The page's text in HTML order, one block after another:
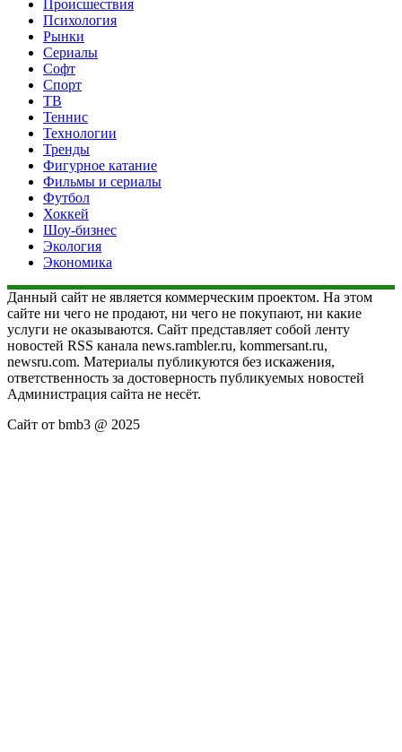
Происшествия
Психология
Рынки
Сериалы
Софт
Спорт
ТВ
Теннис
Технологии
Тренды
Фигурное катание
Фильмы и сериалы
Футбол
Хоккей
Шоу-бизнес
Экология
Экономика
Данный сайт не является коммерческим проектом. На этом
сайте ни чего не продают, ни чего не покупают, ни какие
услуги не оказываются. Сайт представляет собой ленту
новостей RSS канала news.rambler.ru, kommersant.ru,
newsru.com. Материалы публикуются без искажения,
ответственность за достоверность публикуемых новостей
Администрация сайта не несёт.
Сайт от bmb3 @ 2025